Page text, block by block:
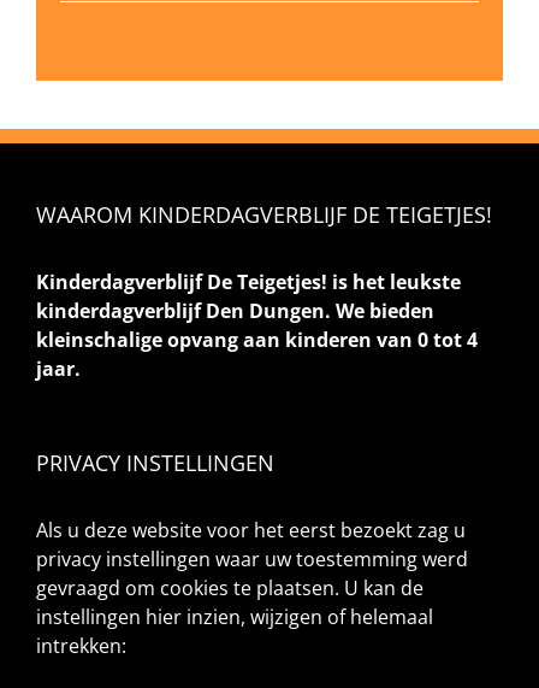
WAAROM KINDERDAGVERBLIJF DE TEIGETJES!
Kinderdagverblijf De Teigetjes! is het leukste
kinderdagverblijf Den Dungen. We bieden
kleinschalige opvang aan kinderen van 0 tot 4
jaar.
PRIVACY INSTELLINGEN
Als u deze website voor het eerst bezoekt zag u
privacy instellingen waar uw toestemming werd
gevraagd om cookies te plaatsen. U kan de
instellingen hier inzien, wijzigen of helemaal
intrekken: